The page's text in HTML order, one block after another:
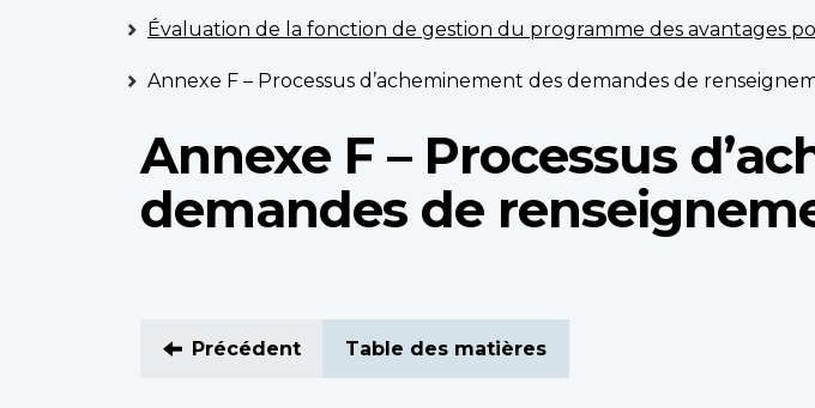
Évaluation de la fonction de gestion du programme des avantages
Annexe F – Processus d’acheminement des demandes de
Annexe F – Processus
demandes de
Précédent Table des matières